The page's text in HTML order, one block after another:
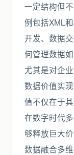
一定结构但
例包括XML
开发、数据
何管理数据
尤其是对企
数据价值实
值不仅在于
在数字时代
够释放巨大
数据融合多